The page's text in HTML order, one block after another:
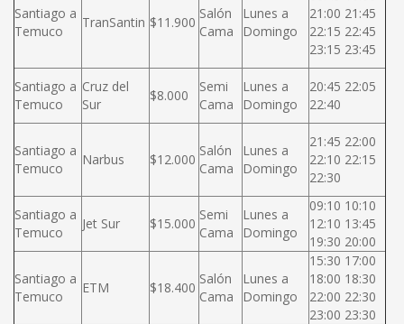
Santiago a
Temuco
TranSantin $11.900
Salón
Cama
Lunes a
Domingo
21:00 21:45
22:15 22:45
23:15 23:45
Santiago a
Temuco
Cruz del
Sur
$8.000
Semi
Cama
Lunes a
Domingo
20:45 22:05
22:40
Santiago a
Temuco
Narbus $12.000
Salón
Cama
Lunes a
Domingo
21:45 22:00
22:10 22:15
22:30
Santiago a
Temuco
Jet Sur $15.000
Semi
Cama
Lunes a
Domingo
09:10 10:10
12:10 13:45
19:30 20:00
Santiago a
Temuco
ETM $18.400
Salón
Cama
Lunes a
Domingo
15:30 17:00
18:00 18:30
22:00 22:30
23:00 23:30